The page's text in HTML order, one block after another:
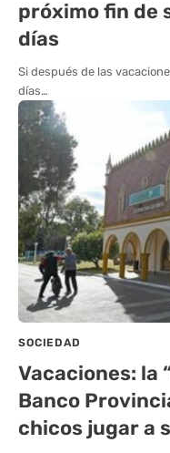
próximo fin de
días
Si después de las
días…
SOCIEDAD
Vacaciones: la
Banco
chicos jugar a